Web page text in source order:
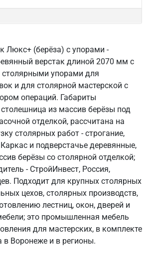
Люкс+ (берёза) с упорами -
верстак длиной 2070 мм с
упорами для
и для столярной мастерской с
операций. Габариты
из массив берёзы под
отделкой, рассчитана на
столярных работ - строгание,
и подверстачье деревянные,
берёзы со столярной отделкой;
- СтройИнвест, Россия,
Подходит для крупных столярных
цехов, столярных производств,
лестниц, окон, дверей и
это промышленная мебель
для мастерских, в комплекте
в Воронеже и в регионы.